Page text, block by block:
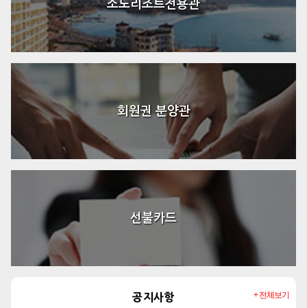
소노리조트전용관
회원권 분양관
선불카드
공지사항 + 전체보기